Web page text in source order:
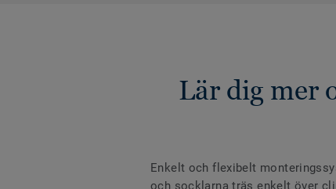
Lär dig mer
Enkelt och flexibelt
och socklarna träs enkelt över